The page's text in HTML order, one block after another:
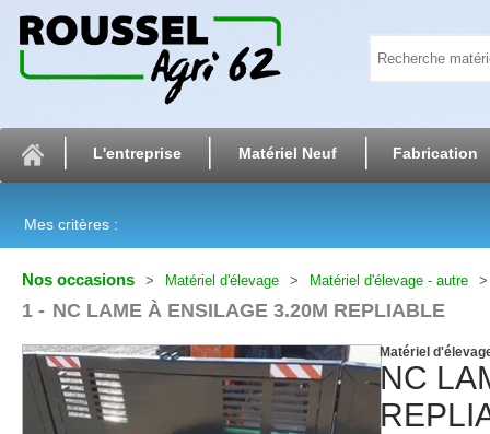
L'entreprise Matériel Neuf Fabrication
Mes critères :
Nos occasions Matériel d'élevage Matériel d'élevage - autre
1 NC LAME À ENSILAGE 3.20M REPLIABLE
NC
Matériel